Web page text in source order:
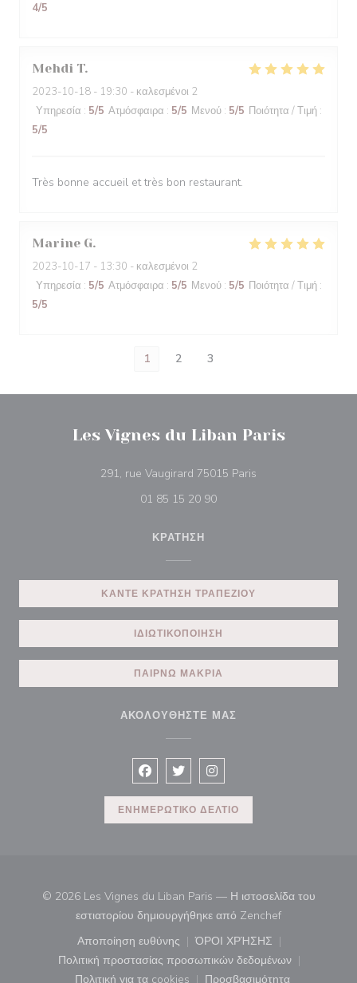
4/5
Mehdi T
2023-10-18 - 19:30 - καλεσμένοι 2
Υπηρεσία : 5/5 Ατμόσφαιρα : 5/5 Μενού : 5/5 Ποιότητα / Τιμή :
5/5
Très bonne accueil et très bon restaurant.
Marine G
2023-10-17 - 13:30 - καλεσμένοι 2
Υπηρεσία : 5/5 Ατμόσφαιρα : 5/5 Μενού : 5/5 Ποιότητα / Τιμή :
5/5
1 2 3
Les Vignes du Liban Paris
291, rue Vaugirard 75015 Paris
01 85 15 20 90
ΚΡΆΤΗΣΗ
ΚΆΝΤΕ ΚΡΆΤΗΣΗ ΤΡΑΠΕΖΙΟΎ
ΙΔΙΩΤΙΚΟΠΟΊΗΣΗ
ΠΑΊΡΝΩ ΜΑΚΡΙΆ
ΑΚΟΛΟΥΘΉΣΤΕ ΜΑΣ
Facebook ((ανοίγει σε νέο παράθυρο))
Twitter ((ανοίγει σε νέο
Instagram ((ανοίγει σε
ΕΝΗΜΕΡΩΤΙΚΌ ΔΕΛΤΊΟ
© 2026 Les Vignes du Liban Paris — Η ιστοσελίδα του
εστιατορίου δημιουργήθηκε από Zenchef((ανοίγει σε
Αποποίηση ευθύνης
((ανοίγει σε νέο παράθυρο))
ΌΡΟΙ ΧΡΉΣΗΣ
((ανοίγει σε νέο
Πολιτική προστασίας προσωπικών δεδομένων
((ανοίγει σε νέο παράθυρο))
Πολιτική για τα cookies Προσβασιμότητα